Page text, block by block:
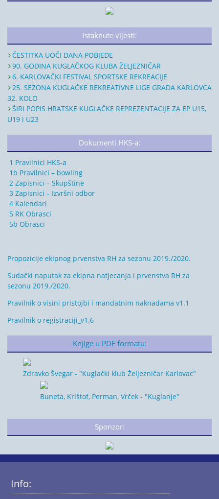
Istaknute vijesti:
ČESTITKA UOČI DANA POBJEDE
90. GODINA KUGLAČKOG KLUBA ŽELJEZNIČAR
6. KARLOVAČKI FESTIVAL SPORTSKE REKREACIJE
25. SEZONA KUGLAČKE REKREATIVNE LIGE GRADA KARLOVCA
32. KOLO
ŠIRI POPIS HRATSKE KUGLAČKE REPREZENTACIJE ZA EP U15,
U19 i U23
Dokumenti HKS-a:
1 Pravilnici HKS-a
1b Pravilnici – bowling
2 Zapisnici – Skupštine
3 Zapisnici – Izvršni odbor
4 Kalendari
5 RK Obrasci
5b Obrasci
Propozicije ekipnog prvenstva RH za sezonu 2019./2020.
Sudački naputak za ekipna natjecanja i prvenstva RH za
sezonu 2019./2020.
Pravilnik o visini pristojbi i mandatnim naknadama v1.1
Pravilnik o registraciji_v1.6
Knjige u PDF formatu:
Zdravko Švegar - "Kuglački klub Željezničar Karlovac"
Buneta, Krištof, Perman, Vrček - "Kuglanje"
Sponzor:
Info: